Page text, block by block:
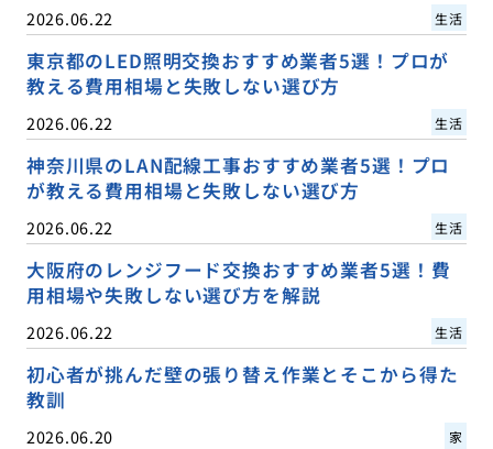
2026.06.22 生活
東京都のLED照明交換おすすめ業者5選！プロが
教える費用相場と失敗しない選び方
2026.06.22 生活
神奈川県のLAN配線工事おすすめ業者5選！プロ
が教える費用相場と失敗しない選び方
2026.06.22 生活
大阪府のレンジフード交換おすすめ業者5選！費
用相場や失敗しない選び方を解説
2026.06.22 生活
初心者が挑んだ壁の張り替え作業とそこから得た
教訓
2026.06.20 家